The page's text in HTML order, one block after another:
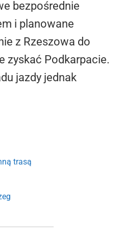
bezpośrednie
i planowane
z Rzeszowa do
zyskać Podkarpacie.
jazdy jednak
trasą